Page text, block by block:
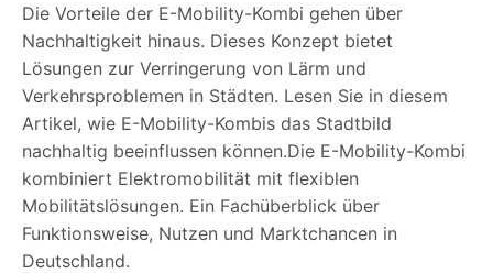
Die Vorteile der E-Mobility-Kombi gehen über
Nachhaltigkeit hinaus. Dieses Konzept bietet
Lösungen zur Verringerung von Lärm und
Verkehrsproblemen in Städten. Lesen Sie in diesem
Artikel, wie E-Mobility-Kombis das Stadtbild
nachhaltig beeinflussen können.Die E-Mobility-Kombi
kombiniert Elektromobilität mit flexiblen
Mobilitätslösungen. Ein Fachüberblick über
Funktionsweise, Nutzen und Marktchancen in
Deutschland.